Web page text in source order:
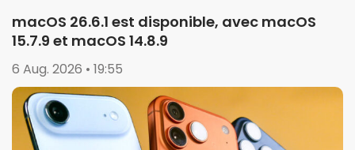
macOS 26.6.1 est disponible, avec macOS
15.7.9 et macOS 14.8.9
6 Aug. 2026 • 19:55